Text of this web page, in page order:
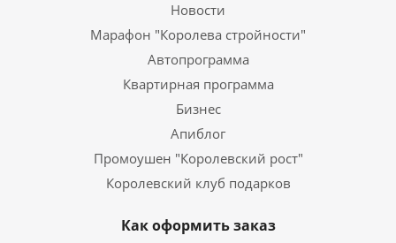
Новости
Марафон "Королева стройности"
Автопрограмма
Квартирная программа
Бизнес
Апиблог
Промоушен "Королевский рост"
Королевский клуб подарков
Как оформить заказ